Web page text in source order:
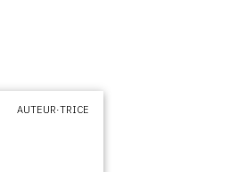
AUTEUR·TRICE